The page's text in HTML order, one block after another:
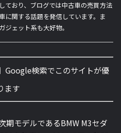
ており、ブログでは中古車の売買方法
に関する話題を発信しています。ま
ジェット系も大好物。
Google検索でこのサイトが優
ます
期モデルであるBMW M3セダ